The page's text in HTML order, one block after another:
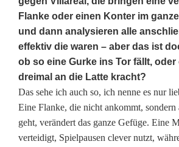
Flanke oder einen Konter im
und dann analysieren alle
effektiv die waren – aber das ist
ob so eine Gurke ins Tor fällt, oder
dreimal an die Latte kracht?
Das sehe ich auch so, ich nenne es nur
Eine Flanke, die nicht ankommt, sondern
geht, verändert das ganze Gefüge. Eine
verteidigt, Spielpausen clever nutzt,